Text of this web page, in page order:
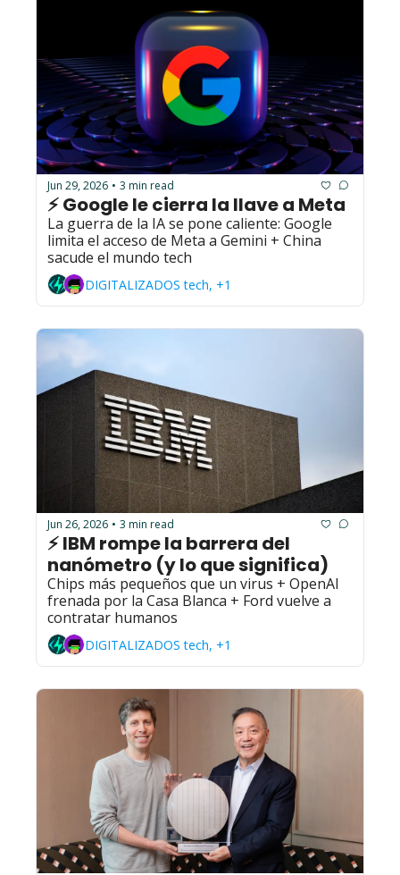
Jun 29, 2026 • 3 min read
⚡ Google le cierra la llave a Meta
La guerra de la IA se pone caliente: Google
limita el acceso de Meta a Gemini + China
sacude el mundo tech
DIGITALIZADOS tech, +1
Jun 26, 2026 • 3 min read
⚡ IBM rompe la barrera del
nanómetro (y lo que significa)
Chips más pequeños que un virus + OpenAI
frenada por la Casa Blanca + Ford vuelve a
contratar humanos
DIGITALIZADOS tech, +1